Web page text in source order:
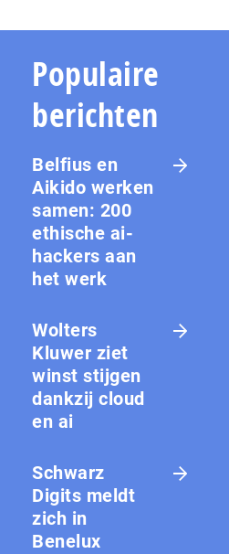
Populaire
berichten
Belfius en
Aikido werken
samen: 200
ethische ai-
hackers aan
het werk
Wolters
Kluwer ziet
winst stijgen
dankzij cloud
en ai
Schwarz
Digits meldt
zich in
Benelux